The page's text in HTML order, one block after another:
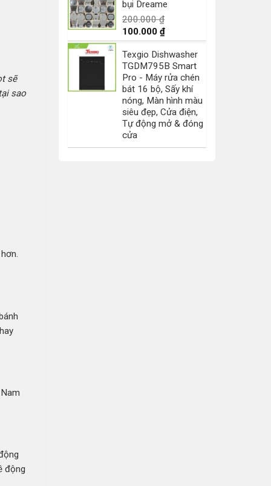
sẽ
sao
động
200.000 ₫.là:
bụi Dreame
200.000₫
Giá
gốc
là:
200.000 ₫.
100.000 ₫Giá
hiện
tại
là:
100.000 ₫.
Texgio Dishwasher
TGDM795B Smart
Pro - Máy rửa chén
bát 16 bộ, Sấy khí
nóng, Màn hình màu
siêu đẹp, Cửa điện,
Tự động mở & đóng
cửa